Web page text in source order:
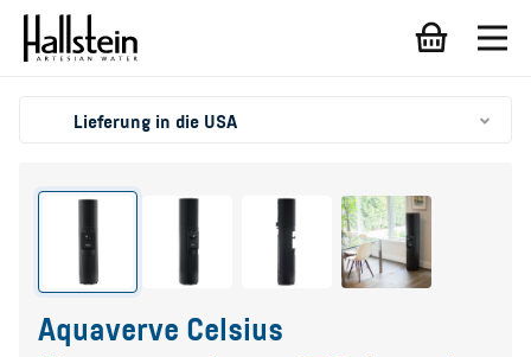
Lieferung in die USA
Aquaverve Celsius